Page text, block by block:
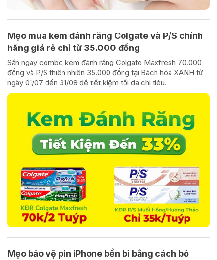
Mẹo mua kem đánh răng Colgate và P/S chính
hãng giá rẻ chỉ từ 35.000 đồng
Săn ngay combo kem đánh răng Colgate Maxfresh 70.000
đồng và P/S thiên nhiên 35.000 đồng tại Bách hóa XANH từ
ngày 01/07 đến 31/08 để tiết kiệm tối đa chi tiêu.
Mẹo bảo vệ pin iPhone bền bỉ bằng cách bỏ